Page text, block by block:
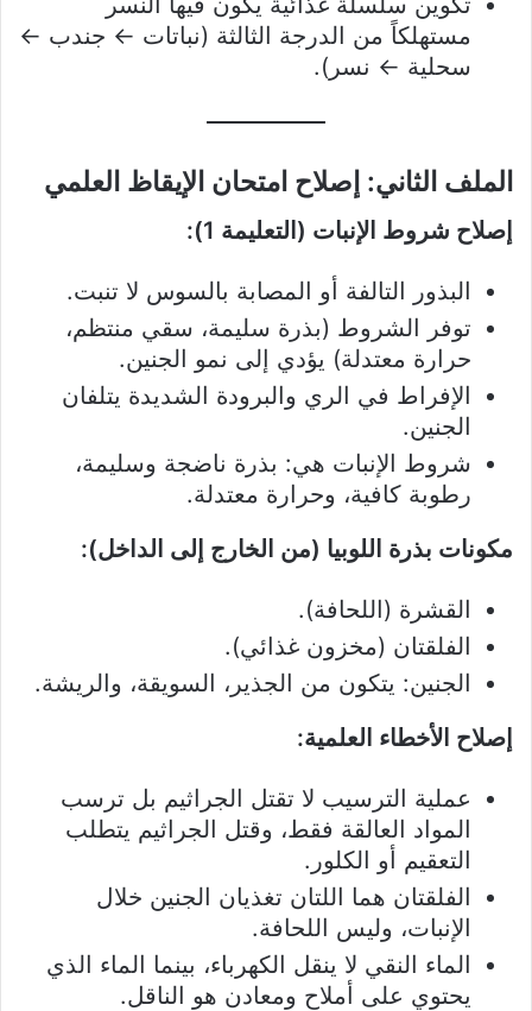
مستهلكاً من الدرجة الثالثة (نباتات ← جندب ←
سحلية ← نسر).
الملف الثاني: إصلاح امتحان الإيقاظ العلمي
إصلاح شروط الإنبات (التعليمة 1):
البذور التالفة أو المصابة بالسوس لا تنبت.
توفر الشروط (بذرة سليمة، سقي منتظم،
حرارة معتدلة) يؤدي إلى نمو الجنين.
الإفراط في الري والبرودة الشديدة يتلفان
الجنين.
شروط الإنبات هي: بذرة ناضجة وسليمة،
رطوبة كافية، وحرارة معتدلة.
مكونات بذرة اللوبيا (من الخارج إلى الداخل):
القشرة (اللحافة).
الفلقتان (مخزون غذائي).
الجنين: يتكون من الجذير، السويقة، والريشة.
إصلاح الأخطاء العلمية:
عملية الترسيب لا تقتل الجراثيم بل ترسب
المواد العالقة فقط، وقتل الجراثيم يتطلب
التعقيم أو الكلور.
الفلقتان هما اللتان تغذيان الجنين خلال
الإنبات، وليس اللحافة.
الماء النقي لا ينقل الكهرباء، بينما الماء الذي
يحتوي على أملاح ومعادن هو الناقل.